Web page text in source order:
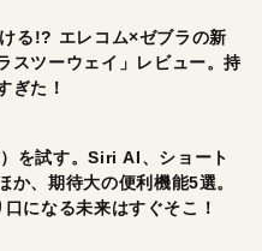
る!? エレコム×ゼブラの新
スツーウェイ」レビュー。持
ぎた！
を試す。Siri AI、ショート
か、期待大の便利機能5選。
になる未来はすぐそこ！